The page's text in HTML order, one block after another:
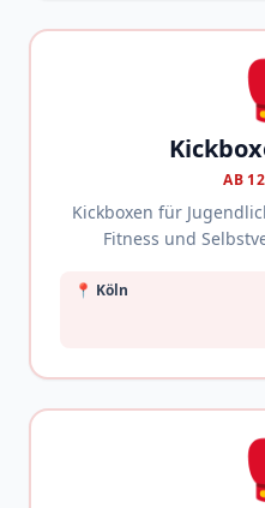
AB
Kickboxen für
Fitness und
📍 Köln